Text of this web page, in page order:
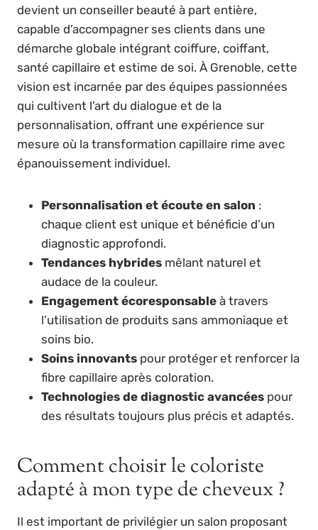
devient un conseiller beauté à part entière,
capable d’accompagner ses clients dans une
démarche globale intégrant coiffure, coiffant,
santé capillaire et estime de soi. À Grenoble, cette
vision est incarnée par des équipes passionnées
qui cultivent l’art du dialogue et de la
personnalisation, offrant une expérience sur
mesure où la transformation capillaire rime avec
épanouissement individuel.
Personnalisation et écoute en salon :
chaque client est unique et bénéficie d’un
diagnostic approfondi.
Tendances hybrides mêlant naturel et
audace de la couleur.
Engagement écoresponsable à travers
l’utilisation de produits sans ammoniaque et
soins bio.
Soins innovants pour protéger et renforcer la
fibre capillaire après coloration.
Technologies de diagnostic avancées pour
des résultats toujours plus précis et adaptés.
Comment choisir le coloriste
adapté à mon type de cheveux ?
Il est important de privilégier un salon proposant